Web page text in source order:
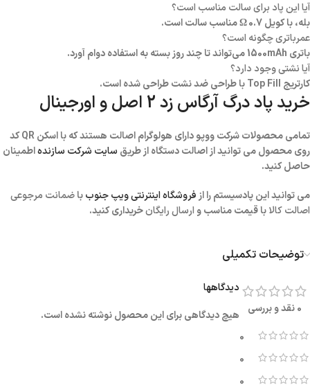
آیا این پاد برای سالت مناسب است؟
بله، با کویل 0.7 Ω مناسب سالت است.
عمرباتری چگونه است؟
باتری 1500mAh می‌تواند تا چند روز بسته به استفاده دوام آورد.
آیا نشتی وجود دارد؟
کارتریج Top Fill با طراحی ضد نشت طراحی شده است.
خرید پاد درگ آرگاس زد 2 اصل و اورجینال
تمامی محصولات شرکت ووپو دارای هولوگرام اصالت هستند که با اسکن QR کد
روی محصول می توانید از اصالت دستگاه از طریق سایت شرکت سازندهاطمینان
حاصل کنید.
می توانید این پادسیستم را ازفروشگاه اینترنتی ویپ جنوبباضمانت مرجوعی
اصالت کالابا قیمت مناسب و ارسال رایگانخریداری کنید.
توضیحات تکمیلی
0 نقد و بررسی
0
0
0
دیدگاهها
هیچ دیدگاهی برای این محصول نوشته نشده است.